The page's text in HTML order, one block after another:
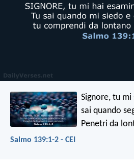
Signore, tu
sai quando
Penetri da
Salmo 139:1-2 - CEI